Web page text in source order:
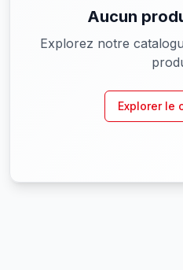
Aucun
Explorez notre
Explorer le